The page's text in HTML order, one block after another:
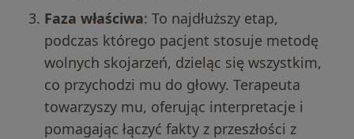
Faza właściwa: To najdłuższy etap,
podczas którego pacjent stosuje metodę
wolnych skojarzeń, dzieląc się wszystkim,
co przychodzi mu do głowy. Terapeuta
towarzyszy mu, oferując interpretacje i
pomagając łączyć fakty z przeszłości z